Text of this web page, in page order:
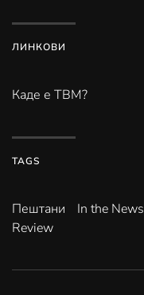
ЛИНКОВИ
Каде е ТВМ?
TAGS
Пештани In the News
Review